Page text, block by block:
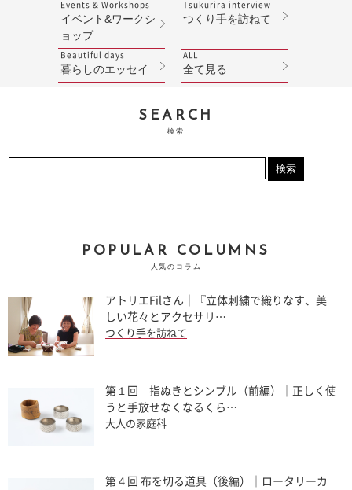
Events & Workshops
イベント&ワークシ
ョップ
Tsukurira interview
つくり手を訪ねて
Beautiful days
暮らしのエッセイ
ALL
全て見る
SEARCH
検索
POPULAR COLUMNS
人気のコラム
アトリエFilさん｜『立体刺繍で織りなす、美
しい花々とアクセサリ…
つくり手を訪ねて
第１回 指ぬきとシンブル（前編）｜正しく使
うと手放せなくなるくら…
大人の家庭科
第４回 布を切る道具（後編）｜ロータリーカ